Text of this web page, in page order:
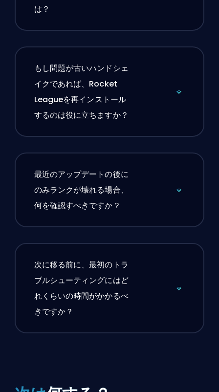
は？
もし問題が古いハンドシェ
イクであれば、Rocket
Leagueを再インストール
するのは役に立ちますか？
最近のアップデートの後に
のみランクが壊れる場合、
何を確認すべきですか？
次に移る前に、最初のトラ
ブルシューティングにはど
れくらいの時間がかかるべ
きですか？